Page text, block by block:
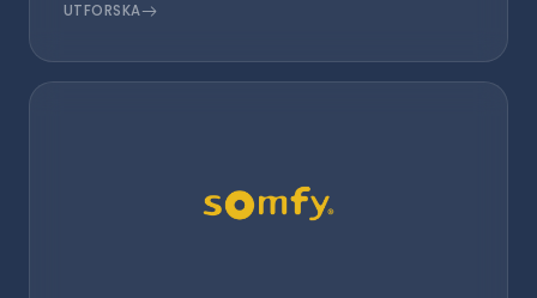
UTFORSKA